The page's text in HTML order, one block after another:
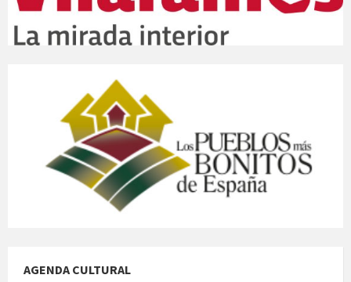
AGENDA CULTURAL